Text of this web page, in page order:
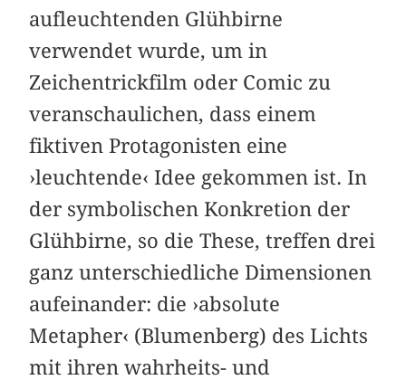
aufleuchtenden Glühbirne
verwendet wurde, um in
Zeichentrickfilm oder Comic zu
veranschaulichen, dass einem
fiktiven Protagonisten eine
›leuchtende‹ Idee gekommen ist. In
der symbolischen Konkretion der
Glühbirne, so die These, treffen drei
ganz unterschiedliche Dimensionen
aufeinander: die ›absolute
Metapher‹ (Blumenberg) des Lichts
mit ihren wahrheits- und